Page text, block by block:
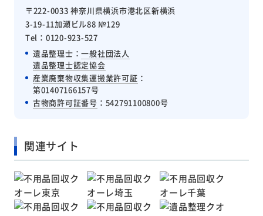
〒222-0033 神奈川県横浜市港北区新横浜
3-19-11加瀬ビル88 №129
Tel：0120-923-527
遺品整理士：一般社団法人
遺品整理士認定協会
産業廃棄物収集運搬業許可証 ：
第01407166157号
古物商許可証番号 ：542791100800号
関連サイト